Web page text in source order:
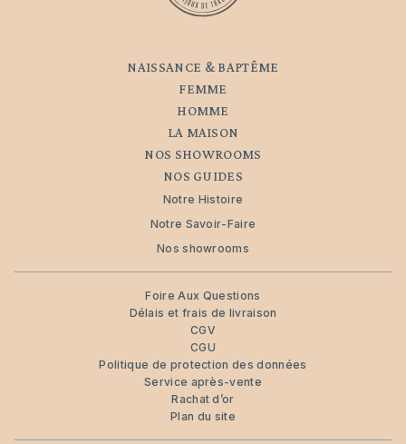
NAISSANCE & BAPTÊME
FEMME
HOMME
LA MAISON
NOS SHOWROOMS
NOS GUIDES
Notre Histoire
Notre Savoir-Faire
Nos showrooms
Foire Aux Questions
Délais et frais de livraison
CGV
CGU
Politique de protection des données
Service après-vente
Rachat d’or
Plan du site